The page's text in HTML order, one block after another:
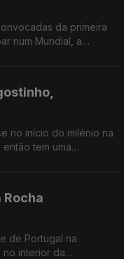
da primeira
num Mundial, a
no início do milénio na
tem uma
de Portugal na
interior da